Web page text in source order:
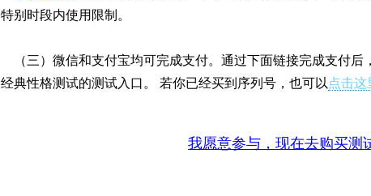
特别时段内使用限制。
（三）微信和支付宝均可完成支付。通过下面链接完成支付后
经典性格测试的测试入口。 若你已经买到序列号，也可以 点击这
我愿意参与，现在去购买测